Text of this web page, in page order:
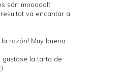
són mooooolt
va encantar a
razón! Muy buena
gustase la tarta de